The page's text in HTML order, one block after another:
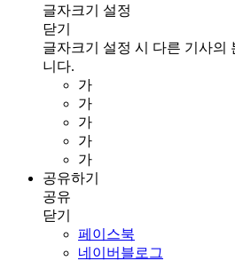
글자크기 설정
닫기
글자크기 설정 시 다른 기사의
니다.
가
가
가
가
가
공유하기
공유
닫기
페이스북
네이버블로그